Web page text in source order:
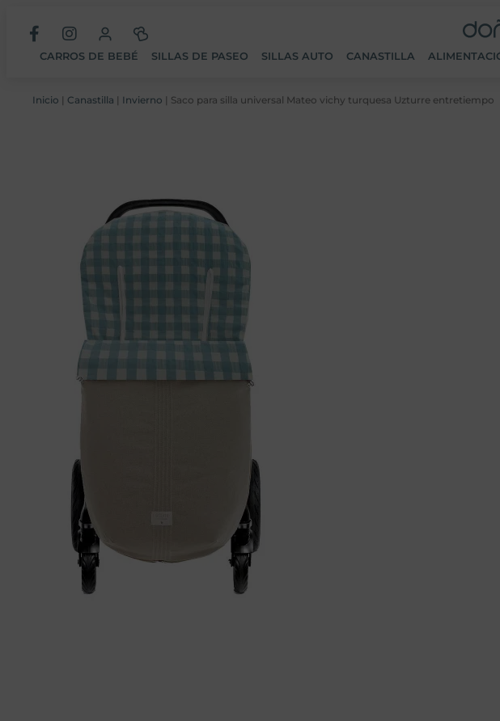
CARROS DE BEBÉ SILLAS DE PASEO SILLAS AUTO CANASTILLA
Inicio | Canastilla | Invierno | Saco para silla universal Mateo vichy turquesa Uzturre entretiempo